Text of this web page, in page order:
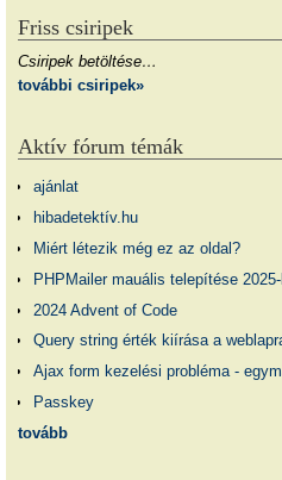
Friss csiripek
Csiripek betöltése…
további csiripek»
Aktív fórum témák
ajánlat
hibadetektív.hu
Miért létezik még ez az oldal?
PHPMailer mauális telepítése
2024 Advent of Code
Query string érték kiírása a
Ajax form kezelési probléma -
Passkey
tovább